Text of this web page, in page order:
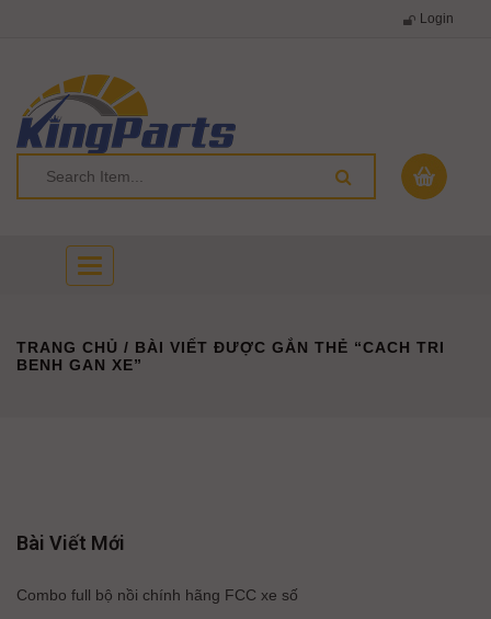
Login
Toggle
navigation
TRANG CHỦ / BÀI VIẾT ĐƯỢC GẮN THẺ “CACH TRI
BENH GAN XE”
Bài Viết Mới
Combo full bộ nồi chính hãng FCC xe số